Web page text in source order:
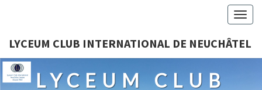
LYCEUM CLUB INTERNATIONAL DE NEUCHÂTEL
LYCEUM CLUB